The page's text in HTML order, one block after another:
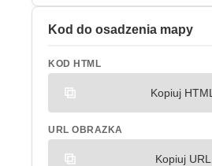
Kod do osadzenia mapy
KOD HTML
Kopiuj HTML
URL OBRAZKA
Kopiuj URL